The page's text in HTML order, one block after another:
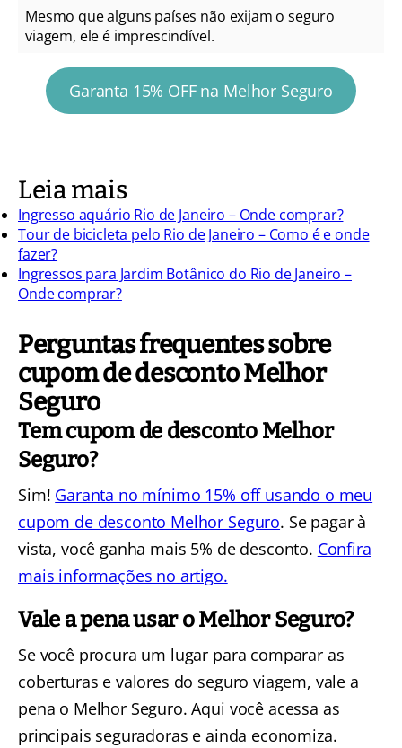
Mesmo que alguns países não exijam o seguro
viagem, ele é imprescindível.
Garanta 15% OFF na Melhor Seguro
Leia mais
Ingresso aquário Rio de Janeiro – Onde comprar?
Tour de bicicleta pelo Rio de Janeiro – Como é e onde
fazer?
Ingressos para Jardim Botânico do Rio de Janeiro –
Onde comprar?
Perguntas frequentes sobre
cupom de desconto Melhor
Seguro
Tem cupom de desconto Melhor
Seguro?
Sim! Garanta no mínimo 15% off usando o meu
cupom de desconto Melhor Seguro. Se pagar à
vista, você ganha mais 5% de desconto. Confira
mais informações no artigo.
Vale a pena usar o Melhor Seguro?
Se você procura um lugar para comparar as
coberturas e valores do seguro viagem, vale a
pena o Melhor Seguro. Aqui você acessa as
principais seguradoras e ainda economiza.